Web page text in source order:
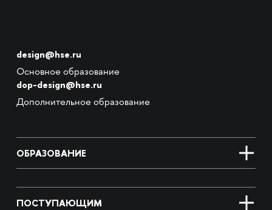
design@hse.ru
Основное образование
dop-design@hse.ru
Дополнительное образование
ОБРАЗОВАНИЕ
ПОСТУПАЮЩИМ